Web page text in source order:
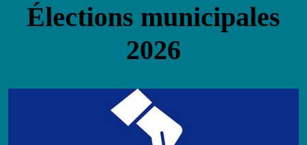
Élections municipales
2026